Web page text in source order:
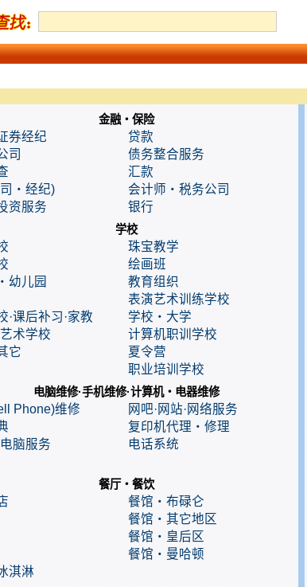
金融・保险
券经纪
贷款
司
债务整合服务
汇款
・经纪)
会计师・税务公司
资服务
银行
学校
珠宝教学
绘画班
幼儿园
教育组织
表演艺术训练学校
·课后补习·家教
学校・大学
术学校
计算机职训学校
它
夏令营
职业培训学校
电脑维修·手机维修·计算机・电器维修
Phone)维修
网吧·网站·网络服务
复印机代理・修理
脑服务
电话系统
餐厅・餐饮
餐馆・布碌仑
餐馆・其它地区
餐馆・皇后区
餐馆・曼哈顿
淇淋